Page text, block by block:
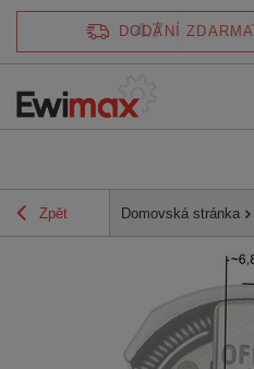
DODÁNÍ ZDARMA
Zpět Domovská stránka
4.7 /5 ověřeno podle